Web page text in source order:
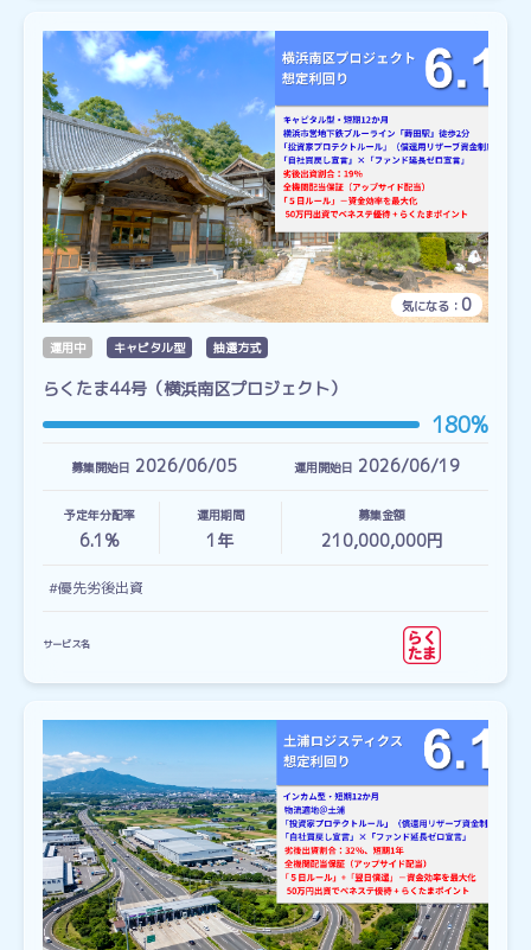
気になる： 0
運用中 キャピタル型 抽選方式
らくたま44号（横浜南区プロジェクト）
180%
募集開始日 2026/06/05 運用開始日 2026/06/19
予定年分配率
6.1%
運用期間
1 年
募集金額
210,000,000円
#優先劣後出資
サービス名